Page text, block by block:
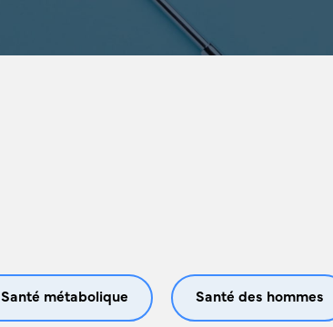
Santé métabolique Santé des hommes